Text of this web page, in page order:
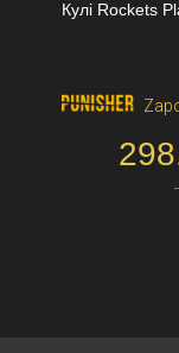
Кулі Rockets